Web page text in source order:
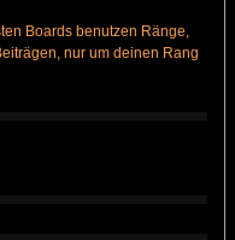
Boards benutzen Ränge,
nur um deinen Rang